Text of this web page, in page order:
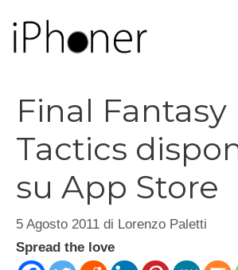
contenuto
Final Fantasy
Tactics
su App Store
5 Agosto 2011 di Lorenzo Paletti
Spread the love